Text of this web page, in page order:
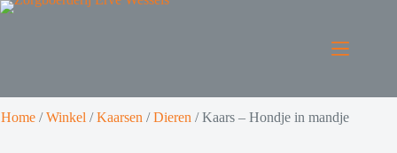
Home/Winkel /Kaarsen /Dieren /Kaars – Hondje in mandje